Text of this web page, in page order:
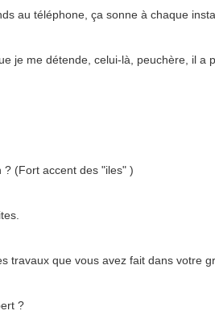
au téléphone, ça sonne à chaque
je me détende, celui-là, peuchère, il a
? (Fort accent des "iles" )
travaux que vous avez fait dans votre
?